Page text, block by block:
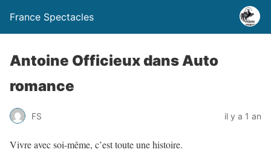
France Spectacles
Antoine Officieux dans Auto
romance
FS il y a 1 an
Vivre avec soi-même, c’est toute une histoire.